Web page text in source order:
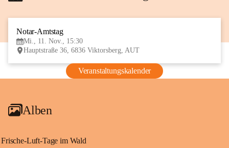
Notar-Amtstag
Mi., 11. Nov., 15:30
Hauptstraße 36, 6836 Viktorsberg, AUT
Veranstaltungskalender
Alben
Frische-Luft-Tage im Wald